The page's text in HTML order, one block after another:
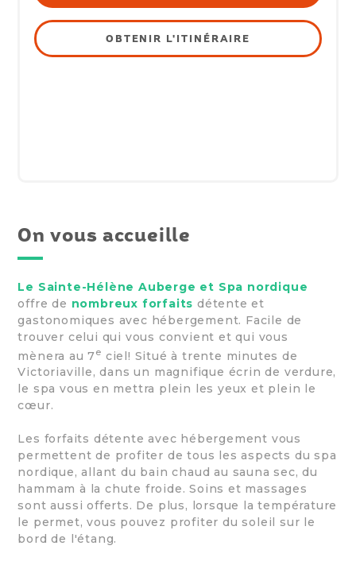
OBTENIR L'ITINÉRAIRE
On vous accueille
Le Sainte-Hélène Auberge et Spa nordique
offre de nombreux forfaits détente et
gastonomiques avec hébergement. Facile de
trouver celui qui vous convient et qui vous
mènera au 7e ciel! Situé à trente minutes de
Victoriaville, dans un magnifique écrin de verdure,
le spa vous en mettra plein les yeux et plein le
cœur.
Les forfaits détente avec hébergement vous
permettent de profiter de tous les aspects du spa
nordique, allant du bain chaud au sauna sec, du
hammam à la chute froide. Soins et massages
sont aussi offerts. De plus, lorsque la température
le permet, vous pouvez profiter du soleil sur le
bord de l'étang.